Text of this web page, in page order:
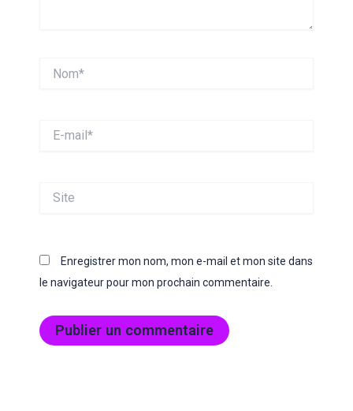
mail*
Enregistrer mon nom, mon e-mail et mon site dans
le navigateur pour mon prochain commentaire.